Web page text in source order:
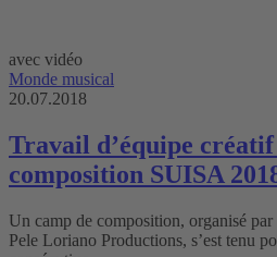
avec vidéo
Monde musical
20.07.2018
Travail d’équipe
composition SUISA
Un camp de composition, organisé
Pele Loriano Productions, s’est tenu